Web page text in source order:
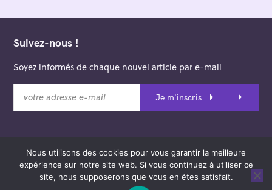
Suivez-nous !
Soyez informés de chaque nouvel article par e-mail
t
Je m'inscris
© 2026 Saint-Merry Hors-les-Murs.
Theme: Felt byPixelgrade.
Nous utilisons des cookies pour vous garantir la meilleure
expérience sur notre site web. Si vous continuez à utiliser ce
site, nous supposerons que vous en êtes satisfait.